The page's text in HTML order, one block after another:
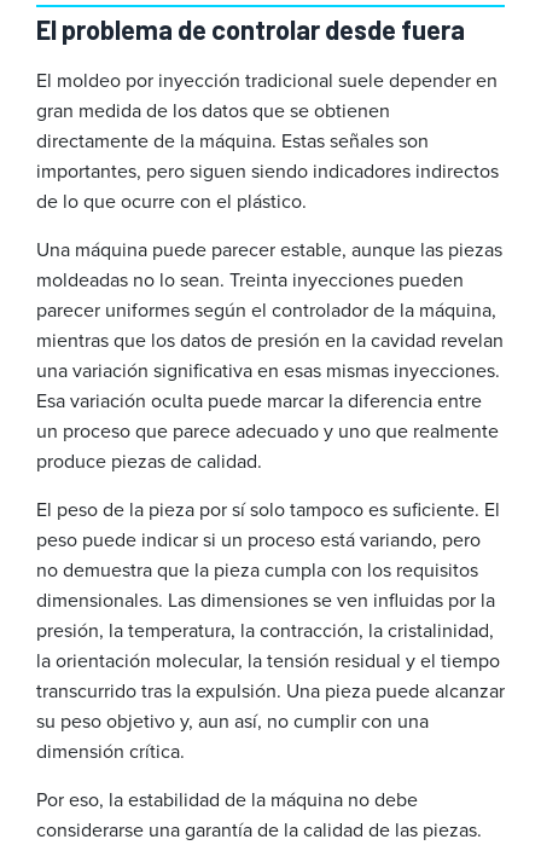
El problema de controlar desde fuera
El moldeo por inyección tradicional suele depender en
gran medida de los datos que se obtienen
directamente de la máquina. Estas señales son
importantes, pero siguen siendo indicadores indirectos
de lo que ocurre con el plástico.
Una máquina puede parecer estable, aunque las piezas
moldeadas no lo sean. Treinta inyecciones pueden
parecer uniformes según el controlador de la máquina,
mientras que los datos de presión en la cavidad revelan
una variación significativa en esas mismas inyecciones.
Esa variación oculta puede marcar la diferencia entre
un proceso que parece adecuado y uno que realmente
produce piezas de calidad.
El peso de la pieza por sí solo tampoco es suficiente. El
peso puede indicar si un proceso está variando, pero
no demuestra que la pieza cumpla con los requisitos
dimensionales. Las dimensiones se ven influidas por la
presión, la temperatura, la contracción, la cristalinidad,
la orientación molecular, la tensión residual y el tiempo
transcurrido tras la expulsión. Una pieza puede alcanzar
su peso objetivo y, aun así, no cumplir con una
dimensión crítica.
Por eso, la estabilidad de la máquina no debe
considerarse una garantía de la calidad de las piezas.